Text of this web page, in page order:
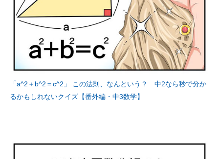
「a^2＋b^2＝c^2」 この法則、なんという？ 中2なら秒で分か
るかもしれないクイズ【番外編・中3数学】